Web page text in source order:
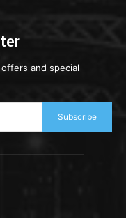
and special
Subscribe